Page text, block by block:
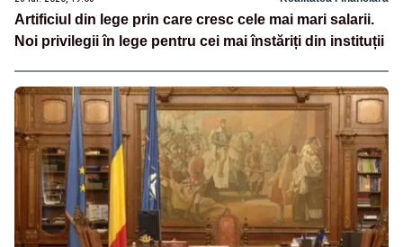
Artificiul din lege prin care cresc cele mai mari salarii.
Noi privilegii în lege pentru cei mai înstăriți din instituții